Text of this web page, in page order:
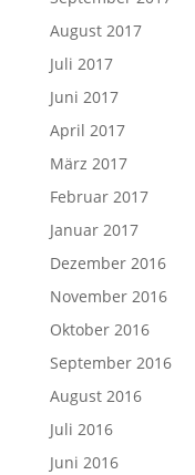
August 2017
Juli 2017
Juni 2017
April 2017
März 2017
Februar 2017
Januar 2017
Dezember 2016
November 2016
Oktober 2016
September 2016
August 2016
Juli 2016
Juni 2016